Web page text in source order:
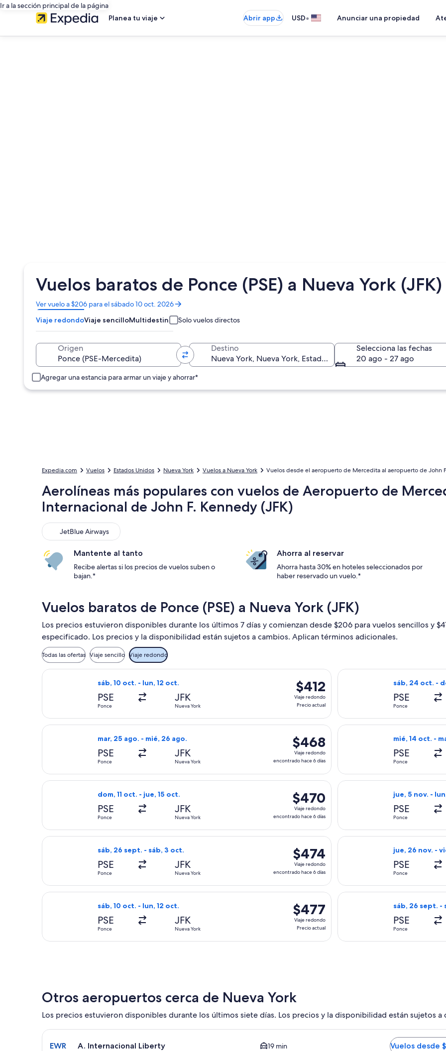
Ir a la sección principal de la página
Planea tu viaje
Abrir app USD• Anunciar una propiedad
Vuelos baratos de Ponce (PSE) a Nueva York (JFK)
Ver vuelo a $206 para el sábado 10 oct. 2026
Se
abrirá
en
una
ventana
Viaje redondoViaje sencilloMultidestino Solo vuelos directos
Origen Destino
Selecciona las fechas
20 ago - 27 ago
Agregar una estancia para armar un viaje y ahorrar*
Expedia.com Vuelos Estados Unidos Nueva York Vuelos a Nueva York Vuelos desde el aeropuerto de Mercedita al aeropuerto de John
Aerolíneas más populares con vuelos de Aeropuerto de
Internacional de John F. Kennedy (JFK)
JetBlue Airways
JetBlue Airways
Mantente al tanto
Recibe alertas si los precios de vuelos suben o
bajan.*
Ahorra al reservar
Ahorra hasta 30% en hoteles seleccionados por
haber reservado un vuelo.*
Vuelos baratos de Ponce (PSE) a Nueva York (JFK)
Los precios estuvieron disponibles durante los últimos 7 días y comienzan desde $206 para vuelos sencillos y
especificado. Los precios y la disponibilidad están sujetos a cambios. Aplican términos adicionales.
Todas las ofertas Viaje sencillo Viaje redondo
sáb, 10 oct. - lun, 12 oct.
PSE
Ponce
JFK
Nueva York
$412
Viaje
redondo,
actual
$412
Viaje redondo
Precio actual
Seleccionar vuelo de JetBlue Airways, con salida el sáb, 10 oct. desde Ponce hacia Nueva York,
sáb, 24 oct. -
PSE
Ponce
Seleccionar
mar, 25 ago. - mié, 26 ago.
PSE
Ponce
JFK
Nueva York
$468
Viaje
redondo,
encontrado
hace
6
días
$468
Viaje redondo
encontrado hace 6 días
Seleccionar vuelo de JetBlue Airways, con salida el mar, 25 ago. desde Ponce hacia Nueva
mié, 14 oct. -
PSE
Ponce
Seleccionar
dom, 11 oct. - jue, 15 oct.
PSE
Ponce
JFK
Nueva York
$470
Viaje
redondo,
encontrado
hace
6
días
$470
Viaje redondo
encontrado hace 6 días
Seleccionar vuelo de JetBlue Airways, con salida el dom, 11 oct. desde Ponce hacia Nueva York,
jue, 5 nov. -
PSE
Ponce
Seleccionar
sáb, 26 sept. - sáb, 3 oct.
PSE
Ponce
JFK
Nueva York
$474
Viaje
redondo,
encontrado
hace
6
días
$474
Viaje redondo
encontrado hace 6 días
Seleccionar vuelo de JetBlue Airways, con salida el sáb, 26 sept. desde Ponce hacia Nueva
jue, 26 nov. -
PSE
Ponce
Seleccionar
sáb, 10 oct. - lun, 12 oct.
PSE
Ponce
JFK
Nueva York
$477
Viaje
redondo,
$477
Viaje redondo
Precio actual
Seleccionar vuelo de JetBlue Airways, con salida el sáb, 10 oct. desde Ponce hacia Nueva York,
sáb, 26 sept. -
PSE
Ponce
Seleccionar
Otros aeropuertos cerca de Nueva York
Los precios estuvieron disponibles durante los últimos siete días. Los precios y la disponibilidad están sujetos a
Seleccionar vuelo a A. Internacional Liberty EWR. El tiempo promedio del trayecto en auto al centro es de 19
EWR A. Internacional Liberty 19 min Vuelos desde